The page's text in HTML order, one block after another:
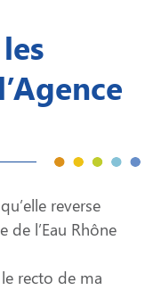
reverse
de l’Eau Rhône
recto de ma